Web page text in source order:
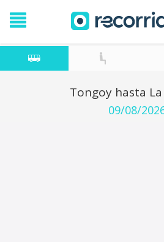
Tongoy hasta
09/08/